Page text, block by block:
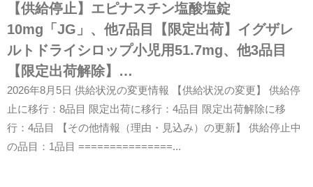
【供給停止】エピナスチン塩酸塩錠
10mg「JG」、他7品目【限定出荷】イグザレ
ルトドライシロップ小児用51.7mg、他3品目
【限定出荷解除】…
2026年8月5日 供給状況の変更情報 【供給状況の変更】 供給停
止に移行：8品目 限定出荷に移行：4品目 限定出荷解除に移
行：4品目 【その他情報（理由・見込み）の更新】 供給停止中
の品目：1品目 ===============...